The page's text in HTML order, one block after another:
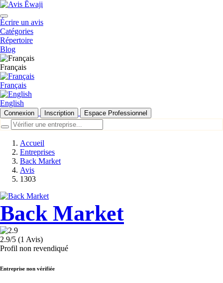
Écrire un avis
Catégories
Répertoire
Blog
Français
Français
English
Connexion Inscription Espace Professionnel
Accueil
Entreprises
Back Market
Avis
1303
Back Market
2.9/5 (1 Avis)
Profil non revendiqué
Entreprise non vérifiée